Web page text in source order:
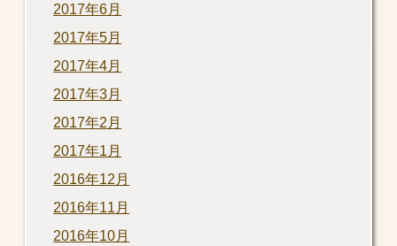
2017年6月
2017年5月
2017年4月
2017年3月
2017年2月
2017年1月
2016年12月
2016年11月
2016年10月